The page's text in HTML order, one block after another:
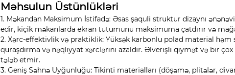
Məhsulun Üstünlükləri
1. Məkandan Maksimum İstifadə: Əsas şaquli struktur dizaynı
edir, kiçik məkanlarda ekran tutumunu maksimuma çatdırır və
2. Xərc-effektivlik və praktiklik: Yüksək karbonlu polad material
quraşdırma və nəqliyyat xərclərini azaldır. Əlverişli qiymət və bir
tələb etmir.
3. Geniş Səhnə Uyğunluğu: Tikinti materialları (döşəmə, plitələr,